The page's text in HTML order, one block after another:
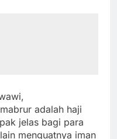
adalah haji
jelas bagi para
menguatnya iman